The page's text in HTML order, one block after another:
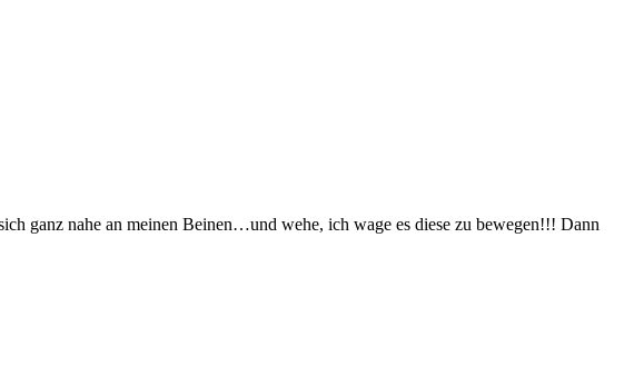
ganz nahe an meinen Beinen…und wehe, ich wage es diese zu bewegen!!! Dann